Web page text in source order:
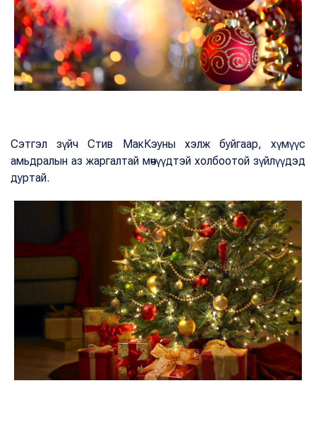
Сэтгэл зүйч Стив МакКэуны хэлж буйгаар, хүмүүс
амьдралын аз жаргалтай мөчүүдтэй холбоотой зүйлүүдэд
дуртай.